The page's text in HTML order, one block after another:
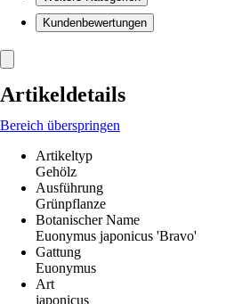
Kundenbewertungen
Artikeldetails
Bereich überspringen
Artikeltyp
Gehölz
Ausführung
Grünpflanze
Botanischer Name
Euonymus japonicus 'Bravo'
Gattung
Euonymus
Art
japonicus